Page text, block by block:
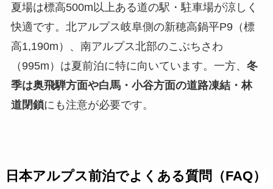
夏場は標高500m以上ある道の駅・駐車場が涼しく
快適です。北アルプス岐阜側の新穂高鍋平P9（標
高1,190m）、南アルプス北部のこぶちさわ
（995m）は夏前泊に特に向いています。一方、 冬
季は奥飛騨方面や白馬・小谷方面の道路凍結・林
道閉鎖にも注意が必要です。
日本アルプス前泊でよくある質問（FAQ）